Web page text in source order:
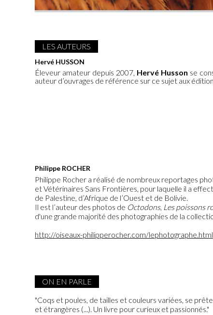
LES AUTEURS
Hervé HUSSON
Éleveur amateur depuis 2007, Hervé Husson se
auteur d’ouvrages de référence sur ce sujet aux
Philippe ROCHER
Philippe Rocher a réalisé de nombreux reportages
et Vétérinaires Sans Frontières, pour laquelle il a
de Palestine, d’Afrique de l’Ouest et de Bolivie.
Il est l’auteur des photos de Octodons, Les poissons
d'une grande majorité des photographies de la
http://oiseaux-philipperocher.com/lephotographe.html
ON EN PARLE
"Coqs et poules, de tailles et couleurs variées, se
et étrangères (...). Un livre pour curieux et passionnés."